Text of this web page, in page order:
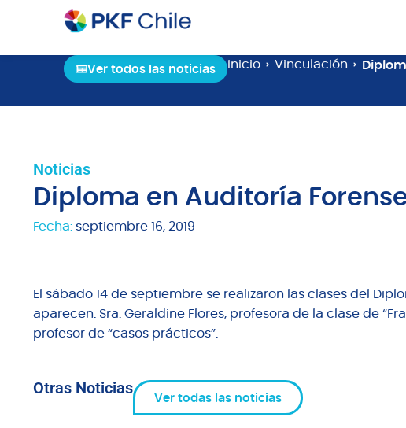
Ver todos las noticias Inicio Vinculación
Noticias
Diploma en Auditoría
Fecha: septiembre 16, 2019
El sábado 14 de septiembre se realizaron las clases del
aparecen: Sra. Geraldine Flores, profesora de la clase de
profesor de “casos prácticos”.
Otras Noticias
Ver todas las noticias